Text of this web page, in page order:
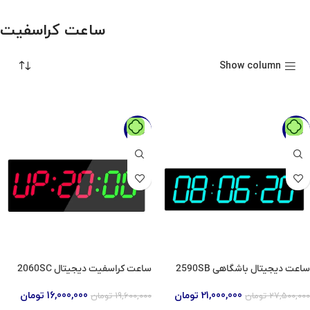
ساعت کراسفیت
Show column
-24%
ساعت دیجیتال باشگاهی 2590SB
27,500,000 تومان 21,000,000 تومان
-18%
ساعت کراسفیت دیجیتال 2060SC
19,600,000 تومان 16,000,000 تومان